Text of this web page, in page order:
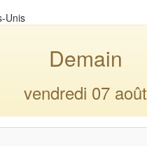
Unis
Demain
vendredi 07 août